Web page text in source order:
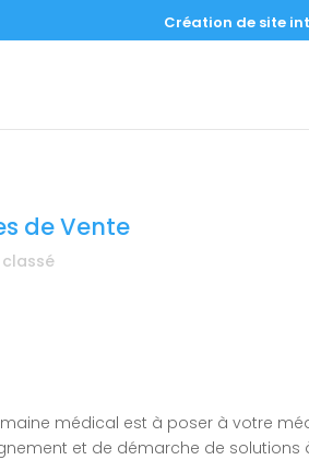
Création de site
de Vente
classé
médical est à poser à votre
et de démarche de solutions